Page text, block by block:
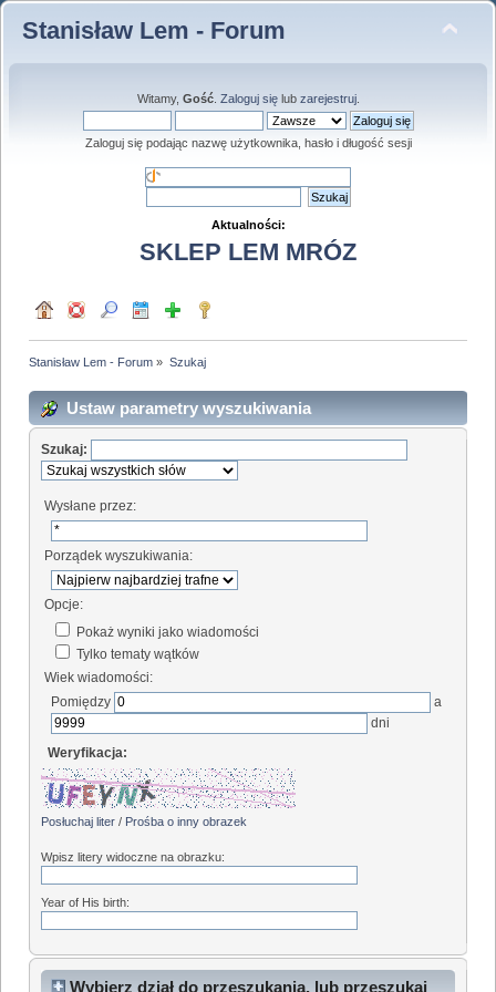
Stanisław Lem - Forum
Witamy, Gość. Zaloguj sięlub zarejestruj.
Zaloguj się podając nazwę użytkownika, hasło i długość sesji
Aktualności:
SKLEP LEM MRÓZ
Stanisław Lem - Forum » Szukaj
Ustaw parametry wyszukiwania
Szukaj:
Wysłane przez:
Porządek wyszukiwania:
Opcje:
Pokaż wyniki jako wiadomości
Tylko tematy wątków
Wiek wiadomości:
Pomiędzy
a
dni
Weryfikacja:
Posłuchaj liter / Prośba o inny obrazek
Wpisz litery widoczne na obrazku:
Year of His birth:
Wybierz dział do przeszukania, lub przeszukaj